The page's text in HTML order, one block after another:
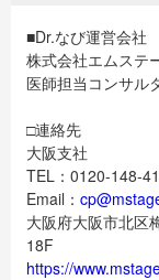
■Dr.なび運営会社
株式会社エムステ
医師担当コンサル
□連絡先
大阪支社
TEL：0120-148-
Email：
大阪府大阪市北区
18F
https://